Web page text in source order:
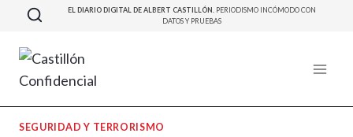
Saltar
contenido
EL DIARIO DIGITAL DE ALBERT CASTILLÓN. PERIODISMO INCÓMODO CON
DATOS Y PRUEBAS
SEGURIDAD Y TERRORISMO